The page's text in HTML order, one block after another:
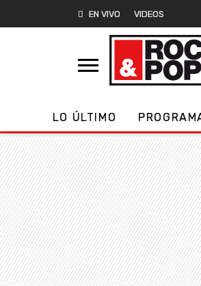
EN VIVO VIDEOS
LO ÚLTIMO